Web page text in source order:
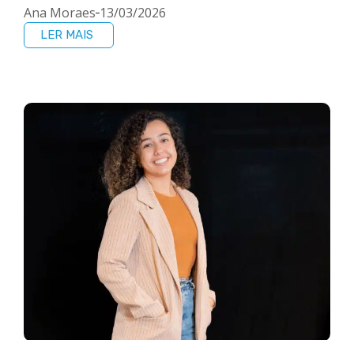
Ana Moraes 13/03/2026
LER MAIS